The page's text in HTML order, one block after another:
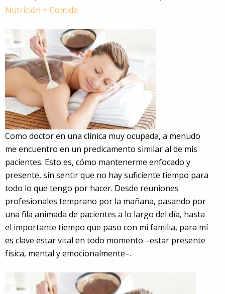
Nutrición + Comida
Como doctor en una clínica muy ocupada, a menudo
me encuentro en un predicamento similar al de mis
pacientes. Esto es, cómo mantenerme enfocado y
presente, sin sentir que no hay suficiente tiempo para
todo lo que tengo por hacer. Desde reuniones
profesionales temprano por la mañana, pasando por
una fila animada de pacientes a lo largo del día, hasta
el importante tiempo que paso con mi familia, para mí
es clave estar vital en todo momento –estar presente
física, mental y emocionalmente–.